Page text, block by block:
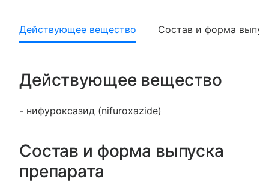
Действующее вещество Состав и форма
Действующее вещество
- нифуроксазид (nifuroxazide)
Состав и форма выпуска
препарата